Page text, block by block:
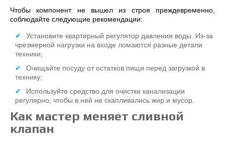
Чтобы компонент не вышел из строя преждевременно,
соблюдайте следующие рекомендации:
Установите квартирный регулятор давления воды. Из-за
чрезмерной нагрузки на входе ломаются разные детали
техники;
Очищайте посуду от остатков пищи перед загрузкой в
технику;
Используйте средство для очистки канализации
регулярно, чтобы в ней не скапливались жир и мусор.
Как мастер меняет сливной
клапан